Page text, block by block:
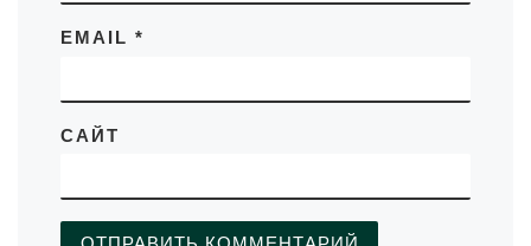
EMAIL*
САЙТ